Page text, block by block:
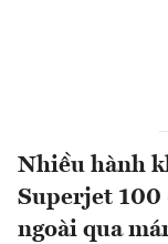
Nhiều hành
Superjet 100
ngoài qua